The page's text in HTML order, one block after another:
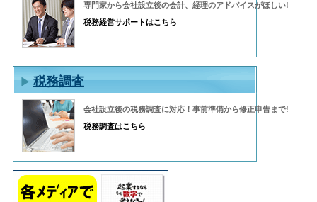
専門家から会社設立後の会計、経理のアドバイスがほしい!
税務経営サポートはこちら
税務調査
会社設立後の税務調査に対応！事前準備から修正申告まで!
税務調査はこちら